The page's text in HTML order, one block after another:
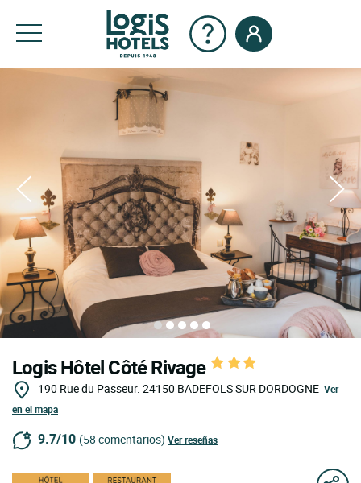
Logis Hôtel Côté Rivage
190 Rue du Passeur. 24150 BADEFOLS SUR DORDOGNE Ver
en el mapa
9.7/10 (58 comentarios) Ver reseñas